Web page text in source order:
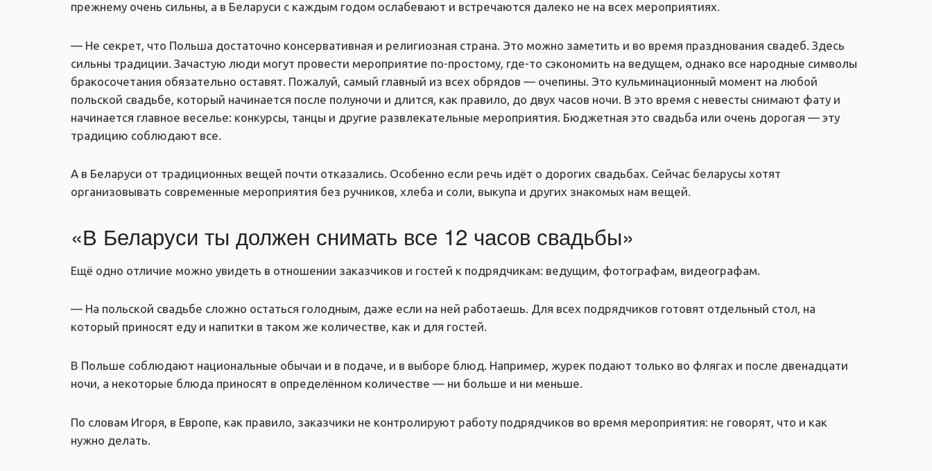
прежнему очень сильны, а в Беларуси с каждым годом ослабевают и встречаются далеко не на всех мероприятиях.
— Не секрет, что Польша достаточно консервативная и религиозная страна. Это можно заметить и во время празднования свадеб. Здесь
сильны традиции. Зачастую люди могут провести мероприятие по-простому, где-то сэкономить на ведущем, однако все народные символы
бракосочетания обязательно оставят. Пожалуй, самый главный из всех обрядов — очепины. Это кульминационный момент на любой
польской свадьбе, который начинается после полуночи и длится, как правило, до двух часов ночи. В это время с невесты снимают фату и
начинается главное веселье: конкурсы, танцы и другие развлекательные мероприятия. Бюджетная это свадьба или очень дорогая — эту
традицию соблюдают все.
А в Беларуси от традиционных вещей почти отказались. Особенно если речь идёт о дорогих свадьбах. Сейчас беларусы хотят
организовывать современные мероприятия без ручников, хлеба и соли, выкупа и других знакомых нам вещей.
«В Беларуси ты должен снимать все 12 часов свадьбы»
Ещё одно отличие можно увидеть в отношении заказчиков и гостей к подрядчикам: ведущим, фотографам, видеографам.
— На польской свадьбе сложно остаться голодным, даже если на ней работаешь. Для всех подрядчиков готовят отдельный стол, на
который приносят еду и напитки в таком же количестве, как и для гостей.
В Польше соблюдают национальные обычаи и в подаче, и в выборе блюд. Например, журек подают только во флягах и после двенадцати
ночи, а некоторые блюда приносят в определённом количестве — ни больше и ни меньше.
По словам Игоря, в Европе, как правило, заказчики не контролируют работу подрядчиков во время мероприятия: не говорят, что и как
нужно делать.